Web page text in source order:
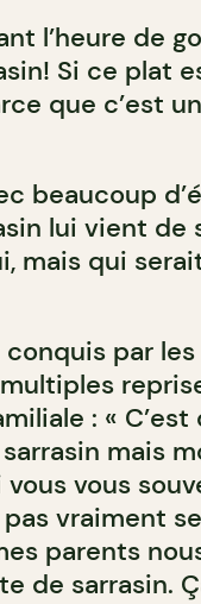
l’heure de
Si ce plat
que c’est
beaucoup
lui vient de
mais qui
par
: « C’est
mais
vous
vraiment
parents
de sarrasin.